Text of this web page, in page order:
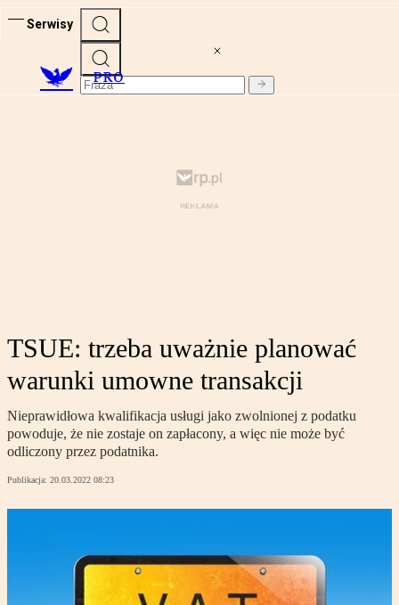
Serwisy
PRO
TSUE: trzeba uważnie planować
warunki umowne transakcji
Nieprawidłowa kwalifikacja usługi jako zwolnionej z podatku
powoduje, że nie zostaje on zapłacony, a więc nie może być
odliczony przez podatnika.
Publikacja: 20.03.2022 08:23